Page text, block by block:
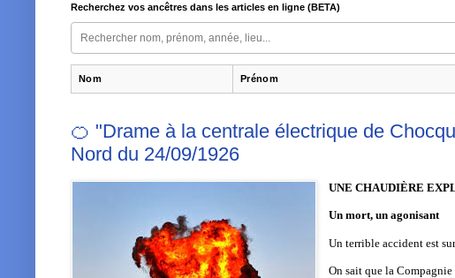
Recherchez vos ancêtres dans les articles en ligne (BETA)
Nom Prénom
🍊 "Drame à la centrale électrique de
Nord du 24/09/1926
UNE CHAUDIÈRE
Un mort, un agonisant
Un terrible accident est
On sait que la